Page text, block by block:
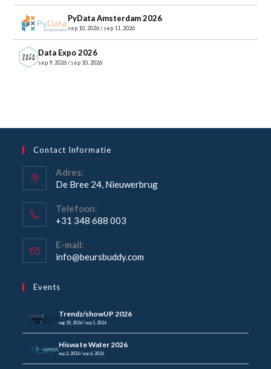
PyData Amsterdam 2026
sep 10, 2026 / sep 11, 2026
Data Expo 2026
sep 9, 2026 / sep 10, 2026
Contact Informatie
Adres:
De Bree 24, Nieuwerbrug
in
een
nieuwe
tab
Telefoon:
+31 348 688 003
in
je
E-mail:
info@beursbuddy.com
Events
Trendz/showUP 2026
aug 30, 2026 / sep 1, 2026
Hiswa te Water 2026
sep 2, 2026 / sep 6, 2026